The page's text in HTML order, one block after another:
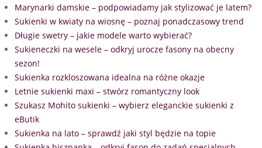
Marynarki damskie – podpowiadamy jak stylizować je latem?
Sukienki w kwiaty na wiosnę – poznaj ponadczasowy trend
Długie swetry – jakie modele warto wybierać?
Sukieneczki na wesele – odkryj urocze fasony na obecny
sezon!
Sukienka rozkloszowana idealna na różne okazje
Letnie sukienki maxi – stwórz romantyczny look
Szukasz Mohito sukienki – wybierz eleganckie sukienki z
eButik
Sukienka na lato – sprawdź jaki styl będzie na topie